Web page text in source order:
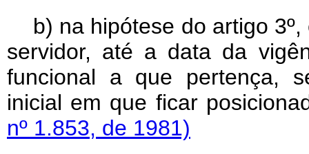
b) na hipótese do artigo
servidor, até a data da
funcional a que pertença,
inicial em que ficar
nº 1.853, de 1981)